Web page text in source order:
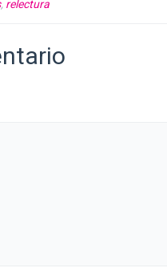
, relectura